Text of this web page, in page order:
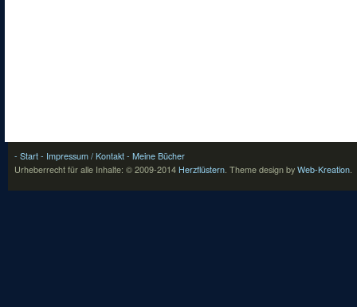
- Start - Impressum / Kontakt - Meine Bücher
Urheberrecht für alle Inhalte: © 2009-2014 Herzflüstern. Theme design by Web-Kreation.